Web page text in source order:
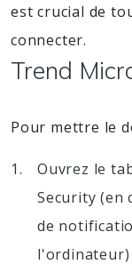
est crucial de
connecter.
Trend
Pour mettre le
Ouvrez le
Security (en
de
l'ordinateur)